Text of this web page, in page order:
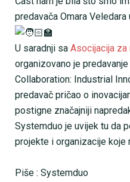
predavača Omara
U saradnji sa Asocijacija za
organizovano je
Collaboration: Industrial
predavač pričao o
postigne značajniji
Systemduo je uvijek tu da
projekte i organizacije koje
Piše : Systemduo